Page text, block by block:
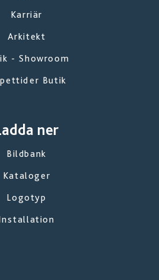
Karriär
Arkitekt
- Showroom
Butik
ner
Bildbank
Kataloger
Logotyp